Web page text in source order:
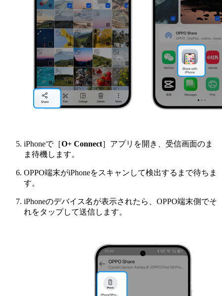
iPhoneで［O+ Connect］アプリを開き、受信画面のま
ま待機します。
OPPO端末がiPhoneをスキャンして検出するまで待ちま
す。
iPhoneのデバイス名が表示されたら、OPPO端末側でそ
れをタップして送信します。